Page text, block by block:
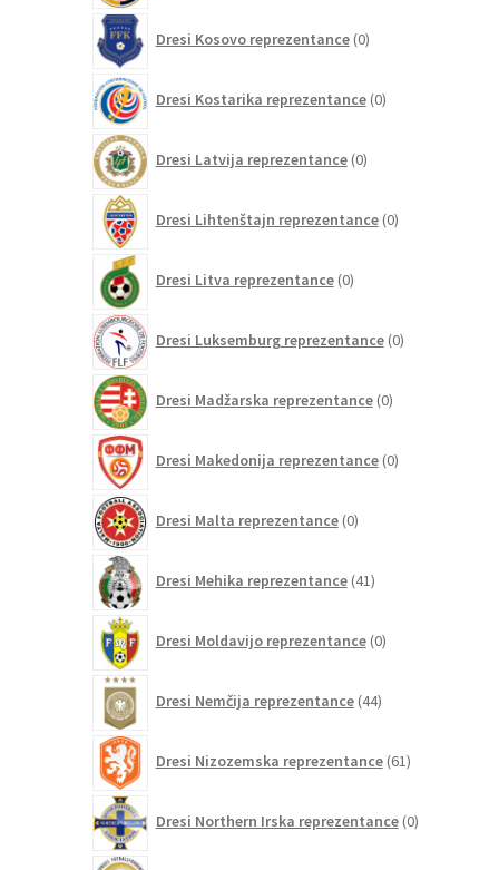
Dresi Kosovo reprezentance 0izdelkov
Dresi Kostarika reprezentance 0izdelkov
Dresi Latvija reprezentance 0izdelkov
Dresi Lihtenštajn reprezentance 0izdelkov
Dresi Litva reprezentance 0izdelkov
Dresi Luksemburg reprezentance 0izdelkov
Dresi Madžarska reprezentance 0izdelkov
Dresi Makedonija reprezentance 0izdelkov
Dresi Malta reprezentance 0izdelkov
Dresi Mehika reprezentance 41izdelkov
Dresi Moldavijo reprezentance 0izdelkov
Dresi Nemčija reprezentance 44izdelkov
Dresi Nizozemska reprezentance 61izdelkov
Dresi Northern Irska reprezentance 0izdelkov